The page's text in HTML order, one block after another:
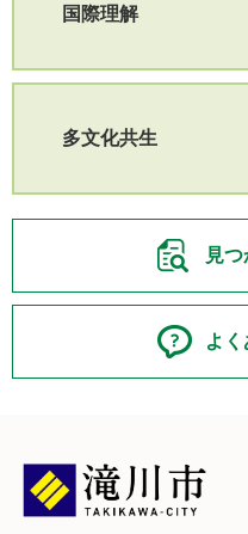
国際理解
多文化共生
見
よ